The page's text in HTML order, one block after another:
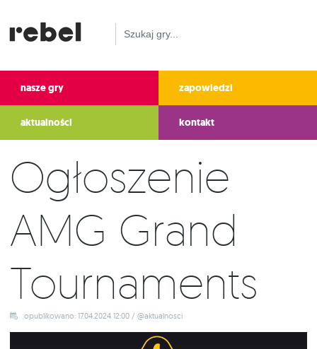
nasze gry zapowiedzi
aktualności kontakt
Ogłoszenie
AMG Grand
Tournaments
opublikowano: 17.04.2024 12:00 / @aktualnosci